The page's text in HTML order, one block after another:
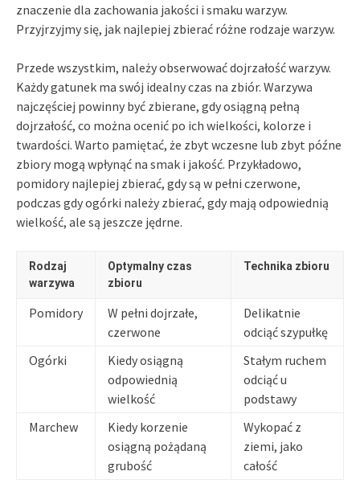
znaczenie dla zachowania jakości i smaku warzyw.
Przyjrzyjmy się, jak najlepiej zbierać różne rodzaje warzyw.
Przede wszystkim, należy obserwować dojrzałość warzyw.
Każdy gatunek ma swój idealny czas na zbiór. Warzywa
najczęściej powinny być zbierane, gdy osiągną pełną
dojrzałość, co można ocenić po ich wielkości, kolorze i
twardości. Warto pamiętać, że zbyt wczesne lub zbyt późne
zbiory mogą wpłynąć na smak i jakość. Przykładowo,
pomidory najlepiej zbierać, gdy są w pełni czerwone,
podczas gdy ogórki należy zbierać, gdy mają odpowiednią
wielkość, ale są jeszcze jędrne.
Rodzaj
warzywa
Optymalny czas
zbioru
Technika zbioru
Pomidory
W pełni dojrzałe,
czerwone
Delikatnie
odciąć szypułkę
Ogórki
Kiedy osiągną
odpowiednią
wielkość
Stałym ruchem
odciąć u
podstawy
Marchew
Kiedy korzenie
osiągną pożądaną
grubość
Wykopać z
ziemi, jako
całość